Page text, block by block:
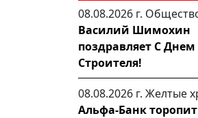
08.08.2026 г.
Василий Шимохин
поздравляет С Днем
Строителя!
08.08.2026 г. Желтые
Альфа-Банк торопит